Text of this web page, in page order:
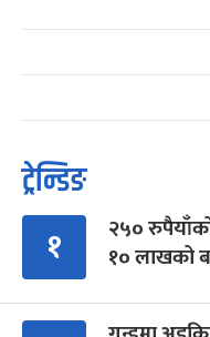
ट्रेन्डिङ
१
२५०
१० लाखको